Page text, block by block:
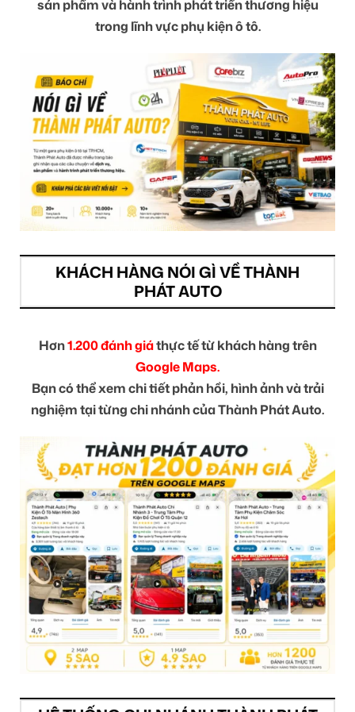
sản phẩm và hành trình phát triển thương hiệu
trong lĩnh vực phụ kiện ô tô.
KHÁCH HÀNG NÓI GÌ VỀ THÀNH
PHÁT AUTO
Hơn1.200 đánh giáthực tế từ khách hàng trên
Google Maps.
Bạn có thể xem chi tiết phản hồi, hình ảnh và trải
nghiệm tại từng chi nhánh của Thành Phát Auto.